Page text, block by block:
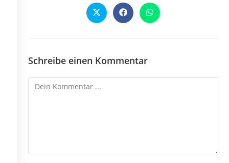
Öffnet
in
Öffnet
in
Öffnet
in
Schreibe einen Kommentar
Kommentieren